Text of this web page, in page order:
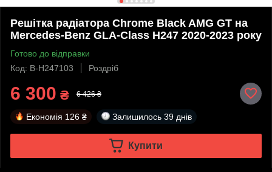
Решітка радіатора Chrome Black AMG GT на
Mercedes-Benz GLA-Class H247 2020-2023 року
Готово до відправки
Код: B-H247103
Роздріб
6 300 ₴ 6 426 ₴
Економія 126 ₴ Залишилось 39 днів
Купити